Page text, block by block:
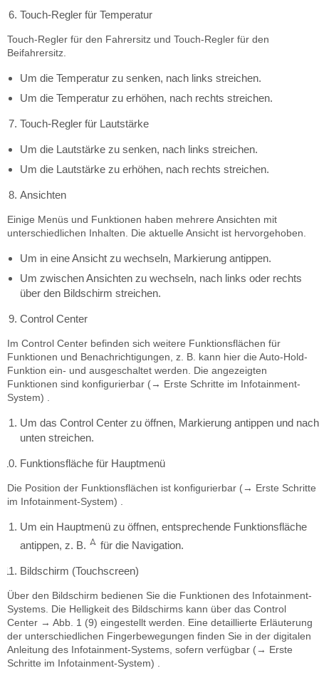
Touch-Regler für Temperatur
Touch-Regler für den Fahrersitz und Touch-Regler für den
Beifahrersitz.
Um die Temperatur zu senken, nach links streichen.
Um die Temperatur zu erhöhen, nach rechts streichen.
Touch-Regler für Lautstärke
Um die Lautstärke zu senken, nach links streichen.
Um die Lautstärke zu erhöhen, nach rechts streichen.
Ansichten
Einige Menüs und Funktionen haben mehrere Ansichten mit
unterschiedlichen Inhalten. Die aktuelle Ansicht ist hervorgehoben.
Um in eine Ansicht zu wechseln, Markierung antippen.
Um zwischen Ansichten zu wechseln, nach links oder rechts
über den Bildschirm streichen.
Control Center
Im Control Center befinden sich weitere Funktionsflächen für
Funktionen und Benachrichtigungen, z. B. kann hier die Auto-Hold-
Funktion ein- und ausgeschaltet werden. Die angezeigten
Funktionen sind konfigurierbar (→ Erste Schritte im Infotainment-
System) .
Um das Control Center zu öffnen, Markierung antippen und nach
unten streichen.
Funktionsfläche für Hauptmenü
Die Position der Funktionsflächen ist konfigurierbar (→ Erste Schritte
im Infotainment-System) .
Um ein Hauptmenü zu öffnen, entsprechende Funktionsfläche
antippen, z. B.
für die Navigation.
Bildschirm (Touchscreen)
Über den Bildschirm bedienen Sie die Funktionen des Infotainment-
Systems. Die Helligkeit des Bildschirms kann über das Control
Center → Abb. 1 (9) eingestellt werden. Eine detaillierte Erläuterung
der unterschiedlichen Fingerbewegungen finden Sie in der digitalen
Anleitung des Infotainment-Systems, sofern verfügbar (→ Erste
Schritte im Infotainment-System) .